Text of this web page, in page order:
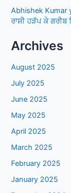
Abhishek Kumar
ਰਾਸ਼ੀ ਹੜੱਪ ਕੇ ਗਰੀਬ
Archives
August 2025
July 2025
June 2025
May 2025
April 2025
March 2025
February 2025
January 2025